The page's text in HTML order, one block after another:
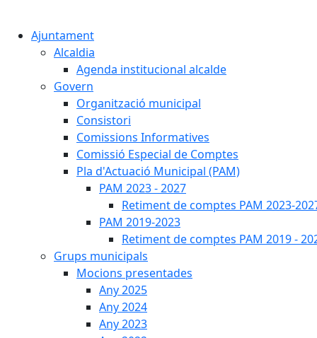
Ajuntament
Alcaldia
Agenda institucional alcalde
Govern
Organització municipal
Consistori
Comissions Informatives
Comissió Especial de Comptes
Pla d'Actuació Municipal (PAM)
PAM 2023 - 2027
Retiment de comptes PAM 2023-
PAM 2019-2023
Retiment de comptes PAM 2019 -
Grups municipals
Mocions presentades
Any 2025
Any 2024
Any 2023